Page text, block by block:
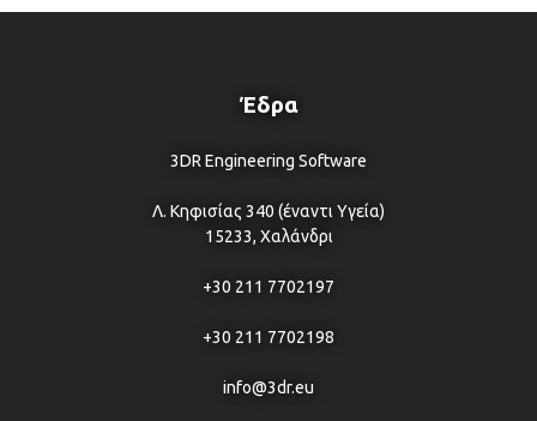
Έδρα
3DR Engineering Software
Λ. Κηφισίας 340 (έναντι Υγεία)
15233, Χαλάνδρι
+30 211 7702197
+30 211 7702198
info@3dr.eu